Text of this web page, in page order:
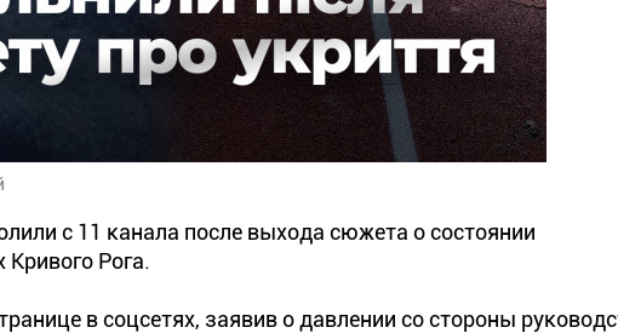
с 11 канала после выхода сюжета о состоянии
Рога.
в соцсетях, заявив о давлении со стороны